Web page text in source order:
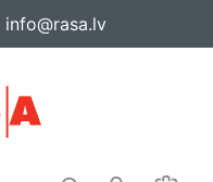
info@rasa.lv